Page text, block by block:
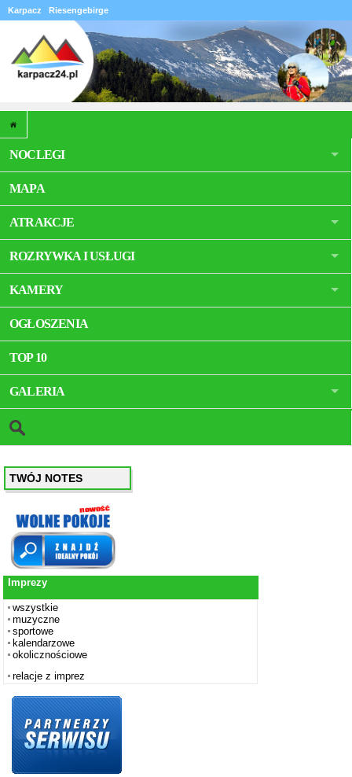
Karpacz Riesengebirge
NOCLEGI
MAPA
ATRAKCJE
ROZRYWKA I USŁUGI
KAMERY
OGŁOSZENIA
TOP 10
GALERIA
TWÓJ NOTES
Imprezy
wszystkie
muzyczne
sportowe
kalendarzowe
okolicznościowe
relacje z imprez